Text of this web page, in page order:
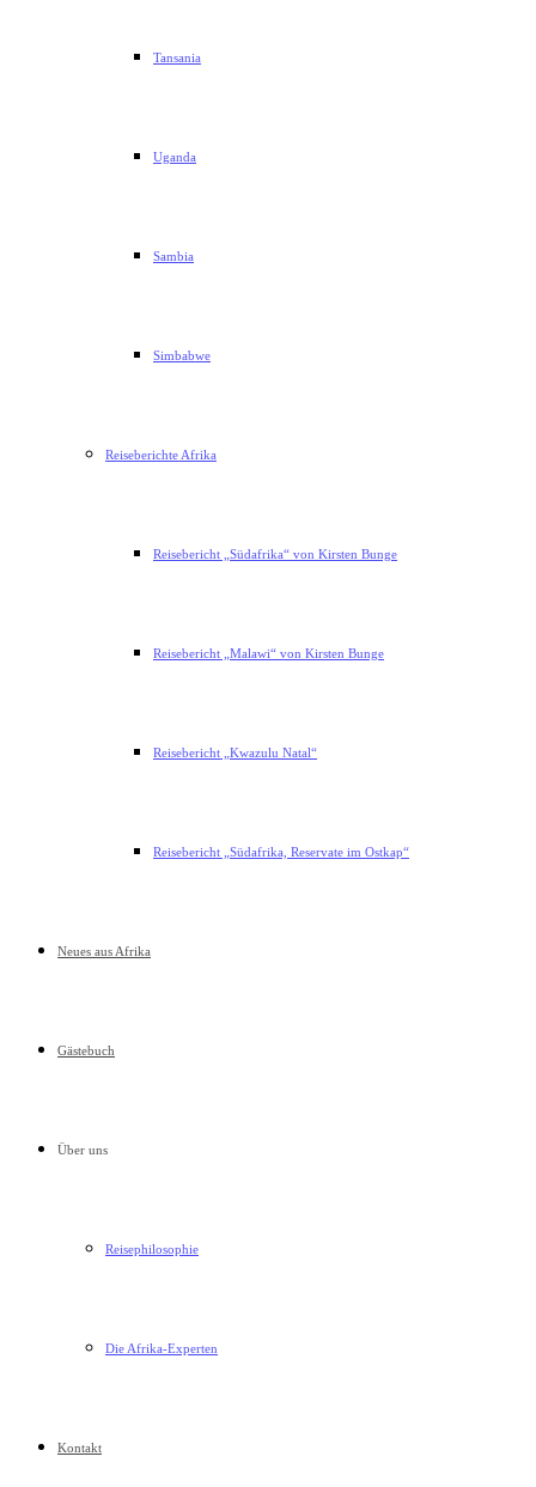
Tansania
Uganda
Sambia
Simbabwe
Reiseberichte Afrika
Reisebericht „Südafrika“ von Kirsten Bunge
Reisebericht „Malawi“ von Kirsten Bunge
Reisebericht „Kwazulu Natal“
Reisebericht „Südafrika, Reservate im Ostkap“
Neues aus Afrika
Gästebuch
Über uns
Reisephilosophie
Die Afrika-Experten
Kontakt